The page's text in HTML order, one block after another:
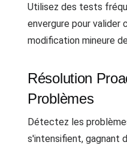
Utilisez des tests
envergure pour valider
modification mineure
Résolution
Problèmes
Détectez les
s'intensifient, gagnant